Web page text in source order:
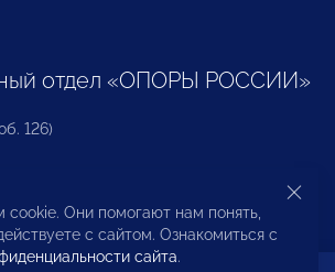
отдел «ОПОРЫ РОССИИ»
126)
прав предпринимателей и
cookie. Они помогают нам понять,
с сайтом. Ознакомиться с
сайта.